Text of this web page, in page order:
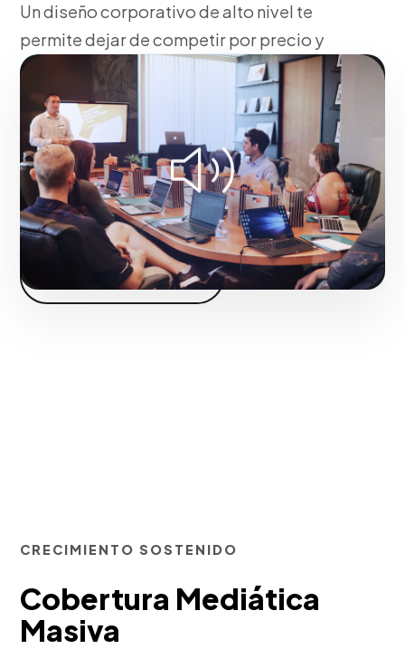
Un diseño corporativo de alto nivel te
permite dejar de competir por precio y
empezar a competir por prestigio y
calidad.
Fase 2:Bocetaje, vectorización y propuestas
visuales de Diseño de Campañas Publicitarias de Alto
Impacto.
Iniciar proyecto
CRECIMIENTO SOSTENIDO
Cobertura Mediática
Masiva